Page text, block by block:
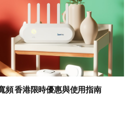
頻 香港限時優惠與使用指南